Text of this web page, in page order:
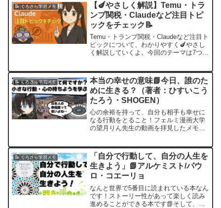
📝 くろさら学習メモ
【🍆やさしく解説】Temu・トラ
ンプ関税・Claudeなど注目トピ
ックをチェック📝
Temu・トランプ関税・Claudeなど注目ト
ピックについて、わかりやすく🍆やさし
く解説していくよ。今回のテーマは7つ！
ら、ぜひチェックしてね！① Temu（テ
ィームー...
📝 くろさら学習メモ
本当の幸せの意味📗今日、誰のた
めに生きる？（著者：ひすいこう
たろう・SHOGEN）
心の余裕を持って、自分も相手も幸せに
なる行動をとること！フェルミ漫画大学
の望月りん先生の動画を拝見したメモを
画家のSHOGENによる著書に基づきアフ
リカの文事村での生活...
📝 くろさら学習メモ
「自分で行動して、自分の人生を
生きよう」📗アルケミスト/パウ
ロ・コエーリョ
なんと世界で5番目に読まれている本なん
です！ストーリー性があって楽しく読み
進めることができる本です📗そして、本